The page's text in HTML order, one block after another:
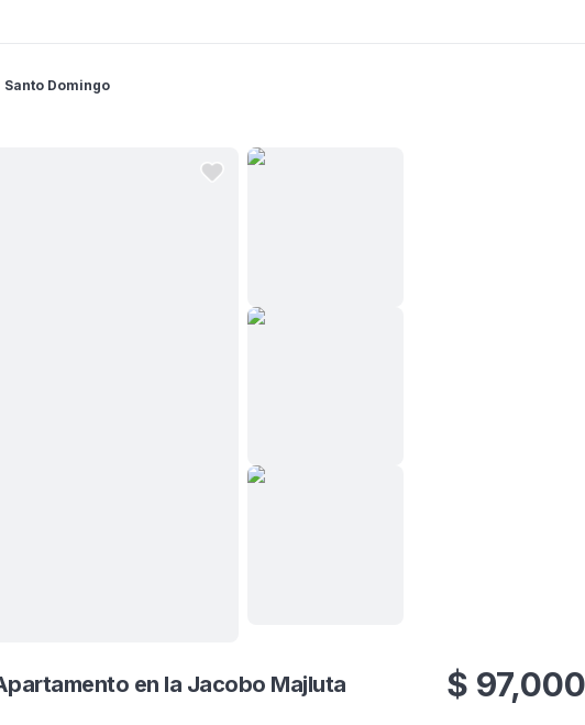
Santo Domingo
en la Jacobo Majluta $ 97,000